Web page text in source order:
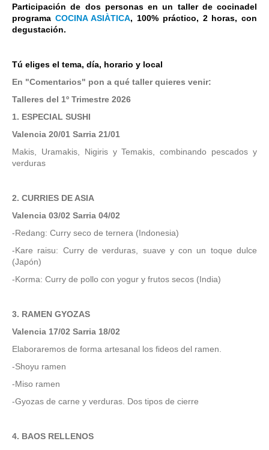
Participación de dos personas en un taller de cocinadel
programa COCINA ASIÀTICA, 100% práctico, 2 horas, con
degustación.
Tú eliges el tema, día, horario y local
En "Comentarios" pon a qué taller quieres venir:
Talleres del 1º Trimestre 2026
1. ESPECIAL SUSHI
Valencia 20/01 Sarria 21/01
Makis, Uramakis, Nigiris y Temakis, combinando pescados y
verduras
2. CURRIES DE ASIA
Valencia 03/02 Sarria 04/02
-Redang: Curry seco de ternera (Indonesia)
-Kare raisu: Curry de verduras, suave y con un toque dulce
(Japón)
-Korma: Curry de pollo con yogur y frutos secos (India)
3. RAMEN GYOZAS
Valencia 17/02 Sarria 18/02
Elaboraremos de forma artesanal los fideos del ramen.
-Shoyu ramen
-Miso ramen
-Gyozas de carne y verduras. Dos tipos de cierre
4. BAOS RELLENOS